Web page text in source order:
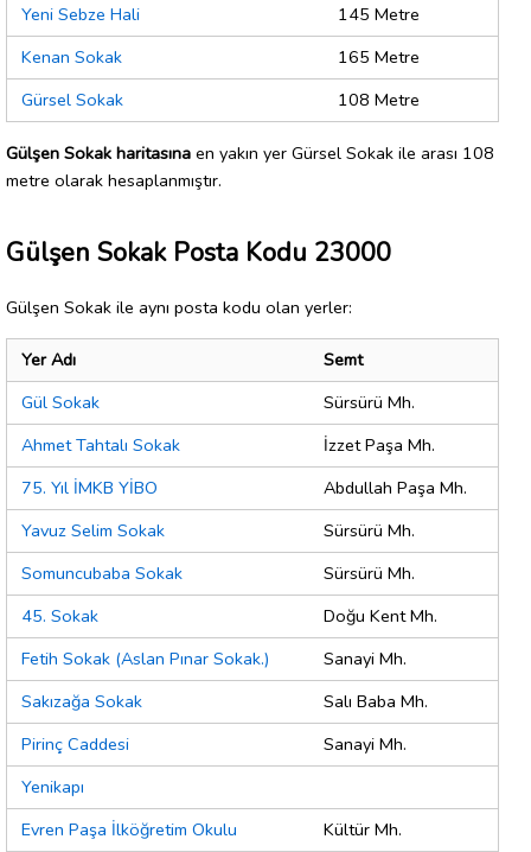
Yeni Sebze Hali
145 Metre
Kenan Sokak
165 Metre
Gürsel Sokak
108 Metre
Gülşen Sokak haritasına en yakın yer Gürsel Sokak ile arası 108
metre olarak hesaplanmıştır.
Gülşen Sokak Posta Kodu 23000
Gülşen Sokak ile aynı posta kodu olan yerler:
Yer Adı
Semt
Gül Sokak
Sürsürü Mh.
Ahmet Tahtalı Sokak
İzzet Paşa Mh.
75. Yıl İMKB YİBO
Abdullah Paşa Mh.
Yavuz Selim Sokak
Sürsürü Mh.
Somuncubaba Sokak
Sürsürü Mh.
45. Sokak
Doğu Kent Mh.
Fetih Sokak (Aslan Pınar Sokak.)
Sanayi Mh.
Sakızağa Sokak
Salı Baba Mh.
Pirinç Caddesi
Sanayi Mh.
Yenikapı
Evren Paşa İlköğretim Okulu
Kültür Mh.